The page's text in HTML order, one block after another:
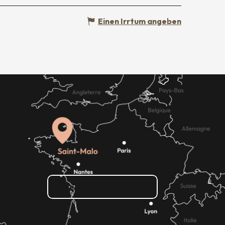
Einen Irrtum angeben
Wie kann ich kommen?